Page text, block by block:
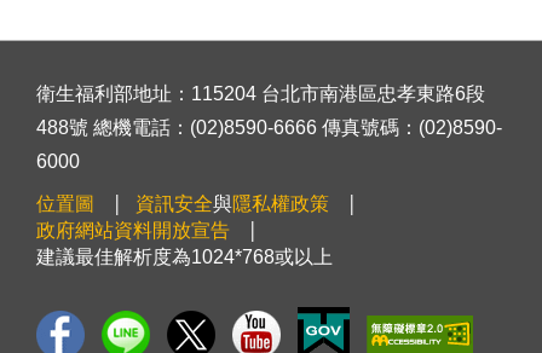
衛生福利部地址：115204 台北市南港區忠孝東路6段
488號 總機電話：(02)8590-6666 傳真號碼：(02)8590-
6000
位置圖 資訊安全與隱私權政策
政府網站資料開放宣告
建議最佳解析度為1024*768或以上